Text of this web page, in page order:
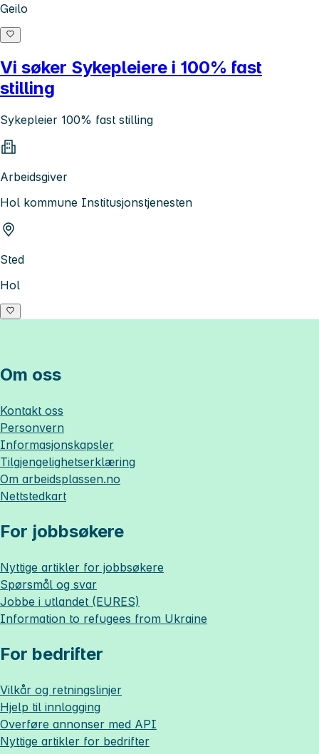
Geilo
Vi søker Sykepleiere i 100% fast
stilling
Sykepleier 100% fast stilling
Arbeidsgiver
Hol kommune Institusjonstjenesten
Sted
Hol
Om oss
Kontakt oss
Personvern
Informasjonskapsler
Tilgjengelighetserklæring
Om arbeidsplassen.no
Nettstedkart
For jobbsøkere
Nyttige artikler for jobbsøkere
Spørsmål og svar
Jobbe i utlandet (EURES)
Information to refugees from Ukraine
For bedrifter
Vilkår og retningslinjer
Hjelp til innlogging
Overføre annonser med API
Nyttige artikler for bedrifter